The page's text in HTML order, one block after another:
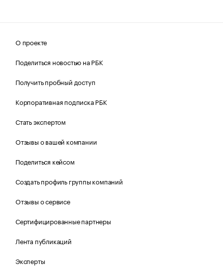
О проекте
Поделиться новостью на РБК
Получить пробный доступ
Корпоративная подписка РБК
Стать экспертом
Отзывы о вашей компании
Поделиться кейсом
Создать профиль группы компаний
Отзывы о сервисе
Сертифицированные партнеры
Лента публикаций
Эксперты